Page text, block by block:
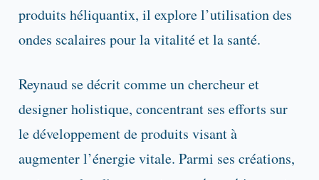
produits héliquantix, il explore l’utilisation des
ondes scalaires pour la vitalité et la santé.
Reynaud se décrit comme un chercheur et
designer holistique, concentrant ses efforts sur
le développement de produits visant à
augmenter l’énergie vitale. Parmi ses créations,